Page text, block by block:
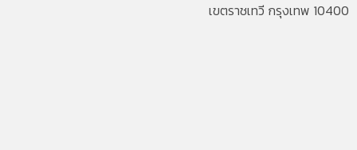
เขตราชเทวี กรุงเทพ 10400